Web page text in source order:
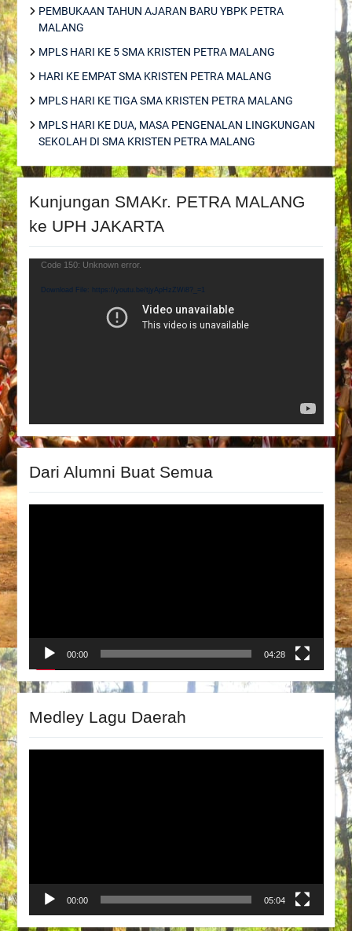
PEMBUKAAN TAHUN AJARAN BARU YBPK PETRA
MALANG
MPLS HARI KE 5 SMA KRISTEN PETRA MALANG
HARI KE EMPAT SMA KRISTEN PETRA MALANG
MPLS HARI KE TIGA SMA KRISTEN PETRA MALANG
MPLS HARI KE DUA, MASA PENGENALAN LINGKUNGAN
SEKOLAH DI SMA KRISTEN PETRA MALANG
Kunjungan SMAKr. PETRA MALANG
ke UPH JAKARTA
Video
Code 150: Unknown error.
Download File: https://youtu.be/tjyApHzZWi8?_=1
Dari Alumni Buat Semua
00:00 04:28
Medley Lagu Daerah
00:00 05:04